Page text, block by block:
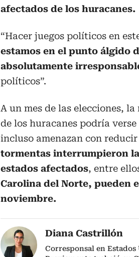
afectados de los huracanes.
“Hacer juegos políticos en
estamos en el punto álgido
absolutamente
políticos”.
A un mes de las elecciones,
de los huracanes podría
incluso amenazan con
tormentas interrumpieron
estados afectados, entre
Carolina del Norte, pueden
noviembre.
Diana Castrillón
Corresponsal en Estados